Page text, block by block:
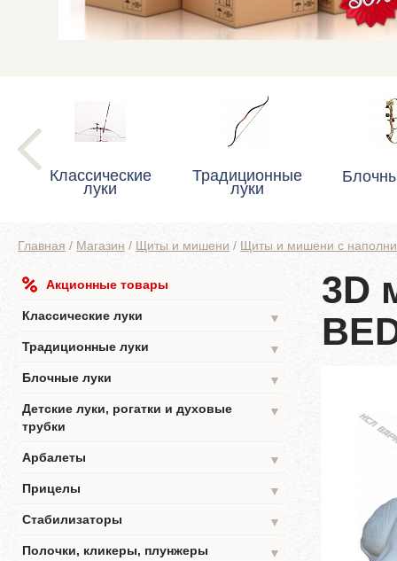
Классические
луки
Традиционные
луки
Главная / Магазин / Щиты и мишени / Щиты и мишени с
Акционные товары
Классические луки
▼
Традиционные луки
▼
Блочные луки
▼
Детские луки, рогатки и духовые
трубки
▼
Арбалеты
▼
Прицелы
▼
Стабилизаторы
▼
Полочки, кликеры, плунжеры
▼
3D